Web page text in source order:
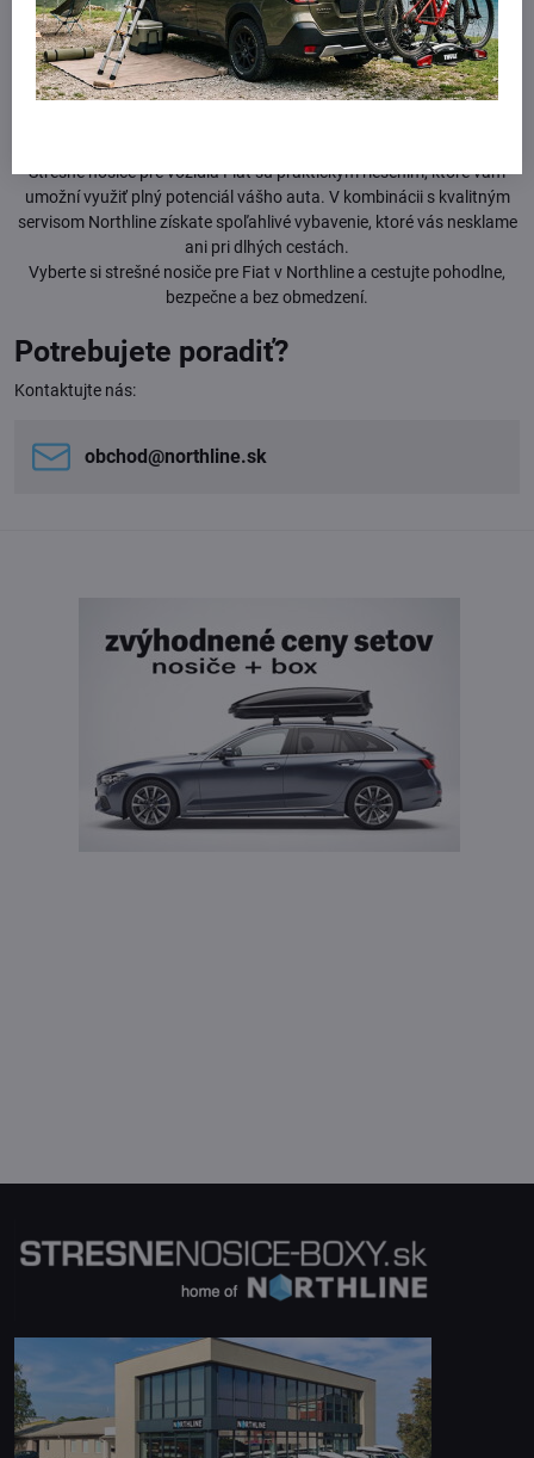
Samozrejmosťou je aj profesionálna montáž v autorizovanej predajni
Northline. Nosiče vám nainštalujeme, skontrolujeme ich uchytenie a
Strešné nosiče pre vozidlá Fiat sú praktickým riešením, ktoré vám
umožní využiť plný potenciál vášho auta. V kombinácii s kvalitným
servisom Northline získate spoľahlivé vybavenie, ktoré vás nesklame
ani pri dlhých cestách.
Vyberte si strešné nosiče pre Fiat v Northline a cestujte pohodlne,
bezpečne a bez obmedzení.
Potrebujete poradiť?
Kontaktujte nás:
obchod​@northline​.sk